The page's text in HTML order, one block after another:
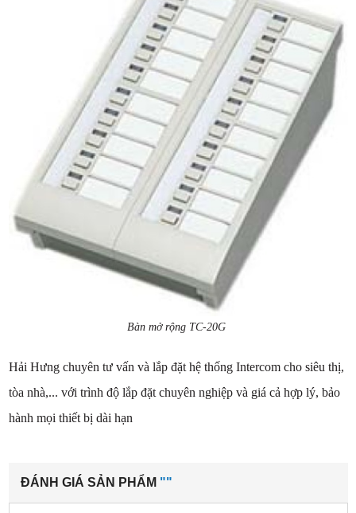
Bàn mở rộng TC-20G
Hải Hưng chuyên tư vấn và lắp đặt hệ thống Intercom cho siêu thị,
tòa nhà,... với trình độ lắp đặt chuyên nghiệp và giá cả hợp lý, bảo
hành mọi thiết bị dài hạn
ĐÁNH GIÁ SẢN PHẨM ""